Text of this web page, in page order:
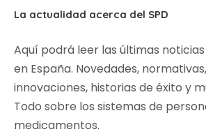
La actualidad acerca del SPD
Aquí podrá leer las últimas noticias
en España. Novedades,
innovaciones, historias de éxito y
Todo sobre los sistemas de
medicamentos.